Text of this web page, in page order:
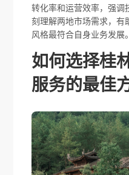
转化率和运营效率，强调
刻理解两地市场需求，有
风格最符合自身业务发展。
如何选择桂
服务的最佳